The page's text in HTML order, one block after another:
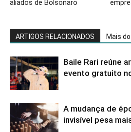
aliados de Bolsonaro
ARTIGOS RELACIONADOS Mais
Baile Rari reúne
evento gratuito
A mudança de
invisível pesa